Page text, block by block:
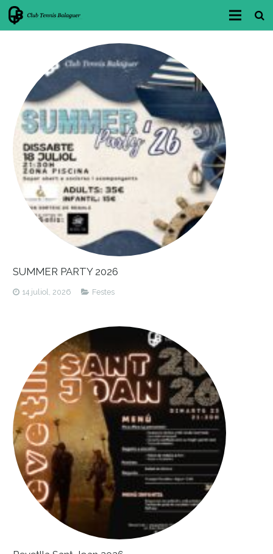
FES-TE SOCI/A
BAR-RESTAURANT
INSTAL·LACIONS
ÀREA ESPORTIVA
RESERVES
LLUM I ACCESSOS
NOTÍCIES i NOVETATS
SUMMER PARTY 2026
14 juliol, 2026 Festes